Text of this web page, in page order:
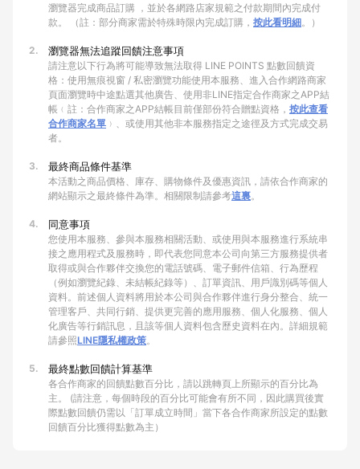
瀏覽器完成商品訂購 ，並於各網路店家規範之付款期間內完成付
款。 （註：部分商家需於特殊時限內完成訂購， 按此看明細。）
2. 瀏覽器無法追蹤回饋注意事項
請注意以下行為將可能導致無法取得 LINE POINTS 點數回饋資
格：使用無痕視窗 / 私密瀏覽功能使用本服務、進入合作網路商家
頁面瀏覽時中途點選其他廣告、使用非LINE指定合作商家之APP結
帳﹙註：合作商家之APP結帳目前僅部份符合贈點資格， 按此查看
合作商家名單 ﹚、或使用其他非本服務指定之途徑及方式完成交易
者。
3. 最終商品條件基準
本活動之商品價格、庫存、購物條件及優惠資訊，請依合作商家的
網站顯示之最終條件為準。相關限制請參考這裏。
4. 同意事項
您使用本服務、參與本服務相關活動、或使用與本服務進行系統串
接之應用程式及服務時，即代表您同意本公司向第三方服務提供者
取得或與合作夥伴交換您的電話號碼、電子郵件信箱、行為歷程
（例如瀏覽紀錄、未結帳紀錄等）、訂單資訊、用戶識別碼等個人
資料。前述個人資料將用於本公司與合作夥伴進行身分整合、統一
管理客戶、共同行銷、提供更完善的應用服務、個人化服務、個人
化廣告等行銷訊息，且該等個人資料包含歷史資料在內。詳細規範
請參照LINE隱私權政策。
5. 最終點數回饋計算基準
各合作商家的回饋點數百分比，請以跳轉頁上所顯示的百分比為
主。 (請注意，每個時段的百分比可能會有所不同，因此購買後實
際點數回饋仍需以「訂單成立時間」當下各合作商家所設定的點數
回饋百分比獲得點數為主）